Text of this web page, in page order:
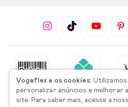
Vogaflex e os cookies:
personalizar anúncios e melhorar
site. Para saber mais, acesse a